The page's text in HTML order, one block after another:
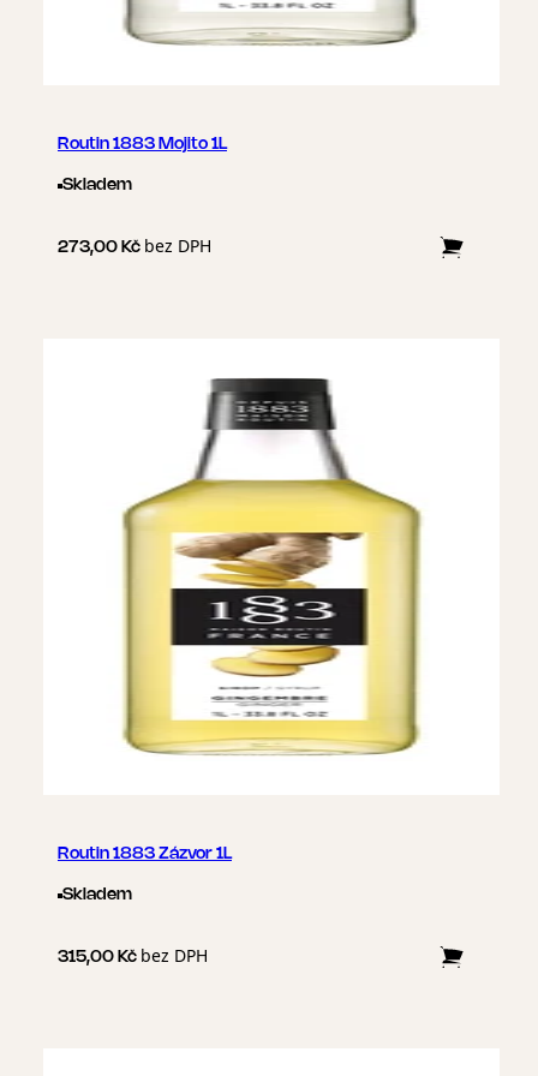
Routin 1883 Mojito 1L
Skladem
273,00 Kč bez DPH
Routin 1883 Zázvor 1L
Skladem
315,00 Kč bez DPH